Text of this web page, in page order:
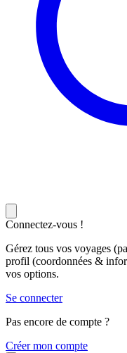
Connectez-vous !
Gérez tous vos voyages
profil (coordonnées &
vos options.
Se connecter
Pas encore de compte ?
Créer mon compte